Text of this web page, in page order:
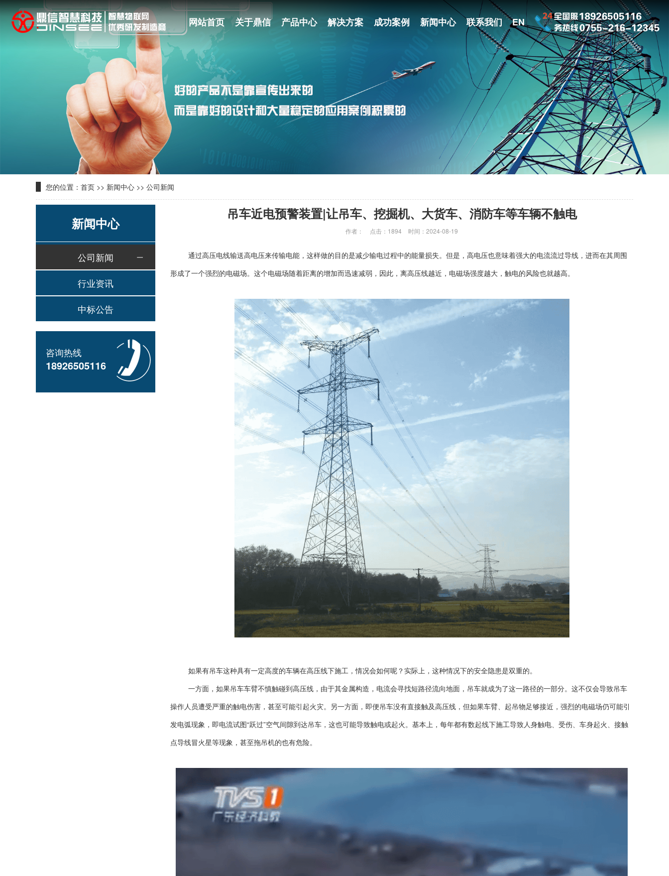
网站首页 关于鼎信 产品中心 解决方案 成功案例 新闻中心 联系我们 EN
您的位置： 首页 >> 新闻中心 >> 公司新闻
新闻中心
公司新闻
行业资讯
中标公告
咨询热线
18926505116
吊车近电预警装置|让吊车、挖掘机、大货车、消防车等车辆不触电
作者： 点击：1894 时间：2024-08-19
通过高压电线输送高电压来传输电能，这样做的目的是减少输电过程中的能量损失。但是，高电压也意味着强大的电流流过导线，进而在其周围
形成了一个强烈的电磁场。这个电磁场随着距离的增加而迅速减弱，因此，离高压线越近，电磁场强度越大，触电的风险也就越高。
如果有吊车这种具有一定高度的车辆在高压线下施工，情况会如何呢？实际上，这种情况下的安全隐患是双重的。
一方面，如果吊车车臂不慎触碰到高压线，由于其金属构造，电流会寻找短路径流向地面，吊车就成为了这一路径的一部分。这不仅会导致吊车
操作人员遭受严重的触电伤害，甚至可能引起火灾。另一方面，即便吊车没有直接触及高压线，但如果车臂、起吊物足够接近，强烈的电磁场仍可能引
发电弧现象，即电流试图“跃过”空气间隙到达吊车，这也可能导致触电或起火。基本上，每年都有数起线下施工导致人身触电、受伤、车身起火、接触
点导线冒火星等现象，甚至拖吊机的也有危险。